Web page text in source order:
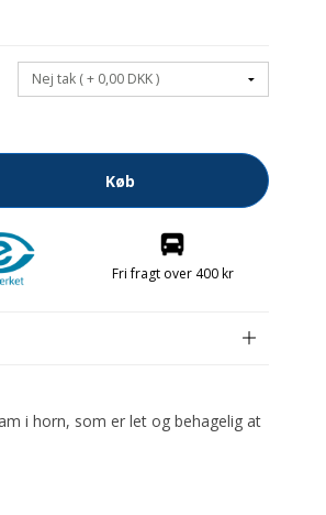
Køb
Fri fragt over 400 kr
i horn, som er let og behagelig at